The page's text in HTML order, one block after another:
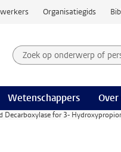
Organisatiegids
Zoek op onderwerp
Zoekterm
Wetenschappers Over
Decarboxylase for 3-